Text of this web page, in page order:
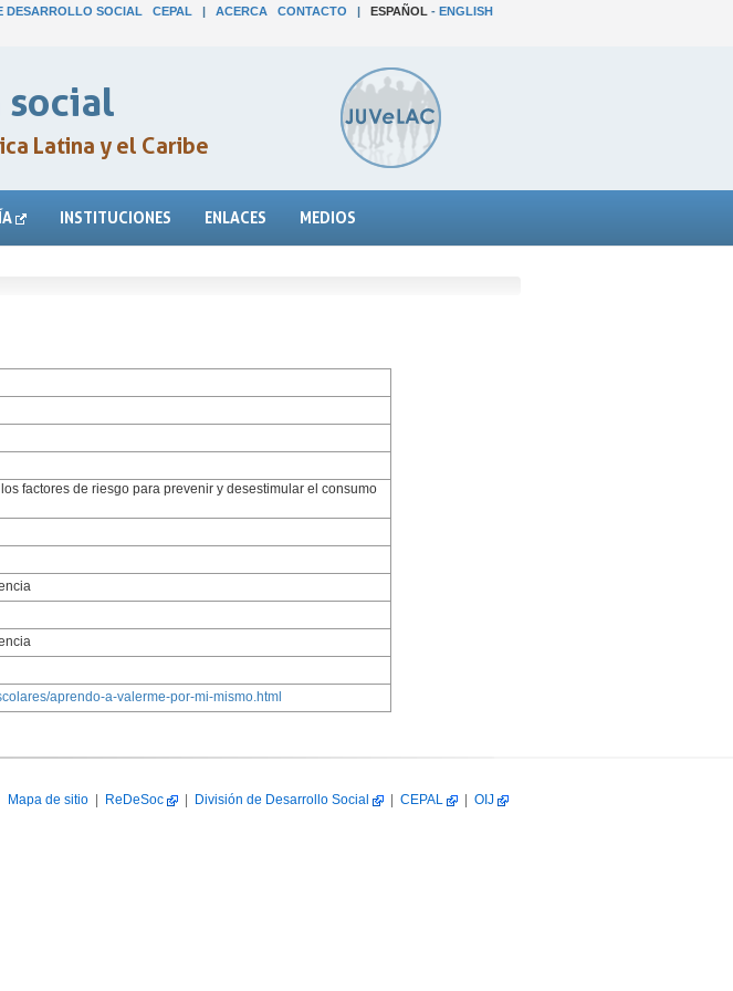
DESARROLLO SOCIAL CEPAL | ACERCA CONTACTO | ESPAÑOL - ENGLISH
Latina y el Caribe
INSTITUCIONES ENLACES MEDIOS
factores de riesgo para prevenir y desestimular el consumo
aprendo-a-valerme-por-mi-mismo.html
Mapa de sitio ReDeSoc División de Desarrollo Social CEPAL OIJ